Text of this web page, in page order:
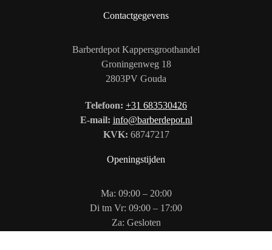
Contactgegevens
Barberdepot Kappersgroothandel
Groningenweg 18
2803PV Gouda
Telefoon: +31 683530426
E-mail: info@barberdepot.nl
KVK: 68747217
Openingstijden
Ma: 09:00 – 20:00
Di tm Vr: 09:00 – 17:00
Za: Gesloten